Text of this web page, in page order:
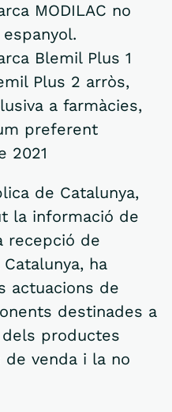
MODILAC no
Blemil Plus 1
Plus 2 arròs,
a farmàcies,
preferent
2021
de Catalunya,
la informació de
recepció de
ha
actuacions de
destinades a
productes
venda i la no